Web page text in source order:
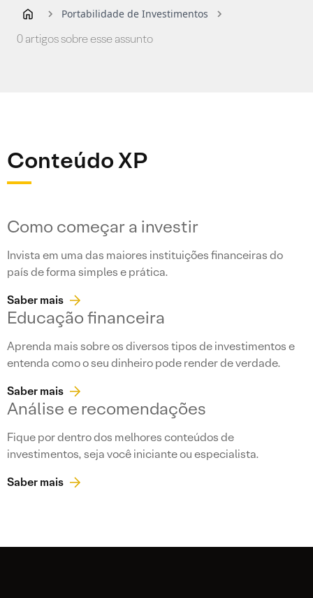
Portabilidade de Investimentos
0 artigos sobre esse assunto
Conteúdo XP
Como começar a investir
Invista em uma das maiores instituições financeiras do
país de forma simples e prática.
Saber mais
Educação financeira
Aprenda mais sobre os diversos tipos de investimentos e
entenda como o seu dinheiro pode render de verdade.
Saber mais
Análise e recomendações
Fique por dentro dos melhores conteúdos de
investimentos, seja você iniciante ou especialista.
Saber mais